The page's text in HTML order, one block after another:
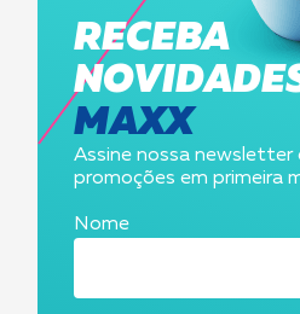
RECEBA
MAXX
Assine nossa newsletter
promoções em primeira
Nome